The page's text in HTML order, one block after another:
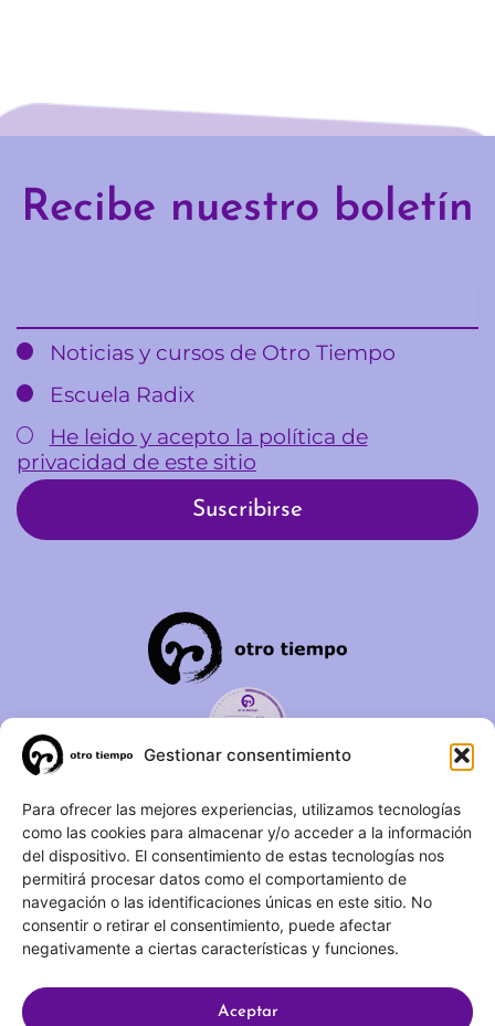
Gestionar consentimiento
Para ofrecer las mejores experiencias, utilizamos tecnologías
como las cookies para almacenar y/o acceder a la información
del dispositivo. El consentimiento de estas tecnologías nos
permitirá procesar datos como el comportamiento de
navegación o las identificaciones únicas en este sitio. No
consentir o retirar el consentimiento, puede afectar
negativamente a ciertas características y funciones.
Aceptar
Recibe nuestro boletín
Noticias y cursos de Otro Tiempo
Escuela Radix
He leido y acepto la política de
privacidad de este sitio
C/ Duque de Fernán Núñez,
2 – 1ºA 28012 – Madrid
(+34) 623 183 283
info@otrotiempo.org